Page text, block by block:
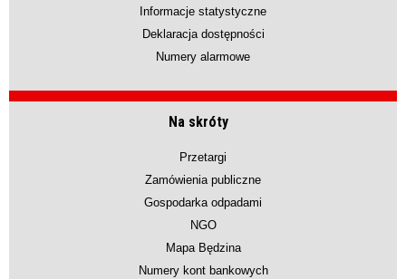
Informacje statystyczne
Deklaracja dostępności
Numery alarmowe
Na skróty
Przetargi
Zamówienia publiczne
Gospodarka odpadami
NGO
Mapa Będzina
Numery kont bankowych